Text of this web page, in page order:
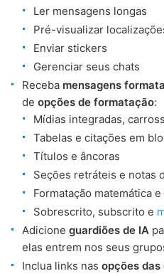
Ler mensagens longas
Pré-visualizar
Enviar stickers
Gerenciar seus chats
Receba mensagens
de opções de formatação:
Mídias integradas,
Tabelas e citações em
Títulos e âncoras
Seções retráteis e notas
Formatação matemática
Sobrescrito, subscrito e
Adicione guardiões de IA
elas entrem nos seus
Inclua links nas opções das